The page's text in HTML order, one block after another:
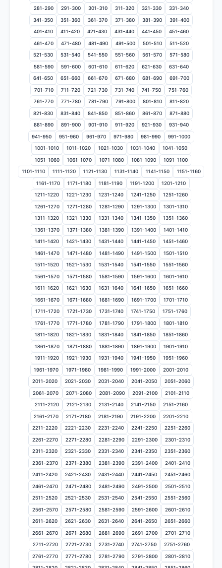
281-290 291-300 301-310 311-320 321-330 331-340
341-350 351-360 361-370 371-380 381-390 391-400
401-410 411-420 421-430 431-440 441-450 451-460
461-470 471-480 481-490 491-500 501-510 511-520
521-530 531-540 541-550 551-560 561-570 571-580
581-590 591-600 601-610 611-620 621-630 631-640
641-650 651-660 661-670 671-680 681-690 691-700
701-710 711-720 721-730 731-740 741-750 751-760
761-770 771-780 781-790 791-800 801-810 811-820
821-830 831-840 841-850 851-860 861-870 871-880
881-890 891-900 901-910 911-920 921-930 931-940
941-950 951-960 961-970 971-980 981-990 991-1000
1001-1010 1011-1020 1021-1030 1031-1040 1041-1050
1051-1060 1061-1070 1071-1080 1081-1090 1091-1100
1101-1110 1111-1120 1121-1130 1131-1140 1141-1150 1151-1160
1161-1170 1171-1180 1181-1190 1191-1200 1201-1210
1211-1220 1221-1230 1231-1240 1241-1250 1251-1260
1261-1270 1271-1280 1281-1290 1291-1300 1301-1310
1311-1320 1321-1330 1331-1340 1341-1350 1351-1360
1361-1370 1371-1380 1381-1390 1391-1400 1401-1410
1411-1420 1421-1430 1431-1440 1441-1450 1451-1460
1461-1470 1471-1480 1481-1490 1491-1500 1501-1510
1511-1520 1521-1530 1531-1540 1541-1550 1551-1560
1561-1570 1571-1580 1581-1590 1591-1600 1601-1610
1611-1620 1621-1630 1631-1640 1641-1650 1651-1660
1661-1670 1671-1680 1681-1690 1691-1700 1701-1710
1711-1720 1721-1730 1731-1740 1741-1750 1751-1760
1761-1770 1771-1780 1781-1790 1791-1800 1801-1810
1811-1820 1821-1830 1831-1840 1841-1850 1851-1860
1861-1870 1871-1880 1881-1890 1891-1900 1901-1910
1911-1920 1921-1930 1931-1940 1941-1950 1951-1960
1961-1970 1971-1980 1981-1990 1991-2000 2001-2010
2011-2020 2021-2030 2031-2040 2041-2050 2051-2060
2061-2070 2071-2080 2081-2090 2091-2100 2101-2110
2111-2120 2121-2130 2131-2140 2141-2150 2151-2160
2161-2170 2171-2180 2181-2190 2191-2200 2201-2210
2211-2220 2221-2230 2231-2240 2241-2250 2251-2260
2261-2270 2271-2280 2281-2290 2291-2300 2301-2310
2311-2320 2321-2330 2331-2340 2341-2350 2351-2360
2361-2370 2371-2380 2381-2390 2391-2400 2401-2410
2411-2420 2421-2430 2431-2440 2441-2450 2451-2460
2461-2470 2471-2480 2481-2490 2491-2500 2501-2510
2511-2520 2521-2530 2531-2540 2541-2550 2551-2560
2561-2570 2571-2580 2581-2590 2591-2600 2601-2610
2611-2620 2621-2630 2631-2640 2641-2650 2651-2660
2661-2670 2671-2680 2681-2690 2691-2700 2701-2710
2711-2720 2721-2730 2731-2740 2741-2750 2751-2760
2761-2770 2771-2780 2781-2790 2791-2800 2801-2810